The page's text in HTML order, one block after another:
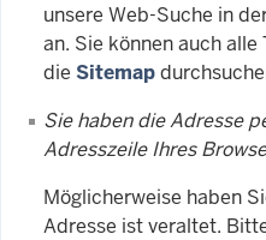
unsere Web-Suche in
an. Sie können auch
die Sitemap
Sie haben die Adresse
Adresszeile Ihres
Möglicherweise haben
Adresse ist veraltet.